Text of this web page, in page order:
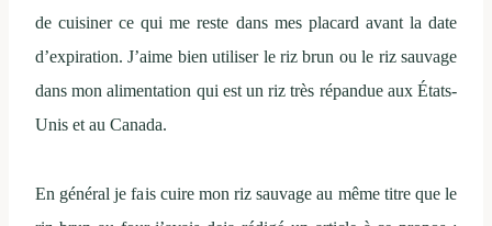
de cuisiner ce qui me reste dans mes placard avant la date
d’expiration. J’aime bien utiliser le riz brun ou le riz sauvage
dans mon alimentation qui est un riz très répandue aux États-
Unis et au Canada.
En général je fais cuire mon riz sauvage au même titre que le